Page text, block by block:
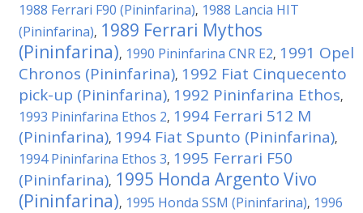
1988 Ferrari F90 (Pininfarina), 1988 Lancia HIT
(Pininfarina), 1989 Ferrari Mythos
(Pininfarina), 1990 Pininfarina CNR E2, 1991 Opel
Chronos (Pininfarina), 1992 Fiat Cinquecento
pick-up (Pininfarina), 1992 Pininfarina Ethos,
1993 Pininfarina Ethos 2, 1994 Ferrari 512 M
(Pininfarina), 1994 Fiat Spunto (Pininfarina),
1994 Pininfarina Ethos 3, 1995 Ferrari F50
(Pininfarina), 1995 Honda Argento Vivo
(Pininfarina), 1995 Honda SSM (Pininfarina), 1996